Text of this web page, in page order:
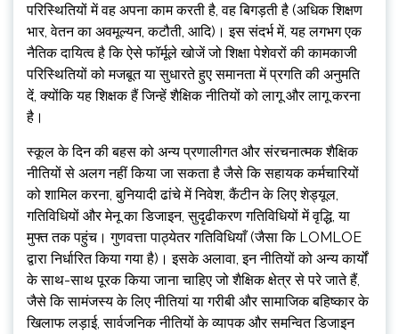
परिस्थितियों में वह अपना काम करती है, वह बिगड़ती है (अधिक शिक्षण
भार, वेतन का अवमूल्यन, कटौती, आदि)। इस संदर्भ में, यह लगभग एक
नैतिक दायित्व है कि ऐसे फॉर्मूले खोजें जो शिक्षा पेशेवरों की कामकाजी
परिस्थितियों को मजबूत या सुधारते हुए समानता में प्रगति की अनुमति
दें, क्योंकि यह शिक्षक हैं जिन्हें शैक्षिक नीतियों को लागू और लागू करना
है।
स्कूल के दिन की बहस को अन्य प्रणालीगत और संरचनात्मक शैक्षिक
नीतियों से अलग नहीं किया जा सकता है जैसे कि सहायक कर्मचारियों
को शामिल करना, बुनियादी ढांचे में निवेश, कैंटीन के लिए शेड्यूल,
गतिविधियों और मेनू का डिजाइन, सुदृढीकरण गतिविधियों में वृद्धि, या
मुफ्त तक पहुंच। गुणवत्ता पाठ्येतर गतिविधियाँ (जैसा कि LOMLOE
द्वारा निर्धारित किया गया है)। इसके अलावा, इन नीतियों को अन्य कार्यों
के साथ-साथ पूरक किया जाना चाहिए जो शैक्षिक क्षेत्र से परे जाते हैं,
जैसे कि सामंजस्य के लिए नीतियां या गरीबी और सामाजिक बहिष्कार के
खिलाफ लड़ाई, सार्वजनिक नीतियों के व्यापक और समन्वित डिजाइन